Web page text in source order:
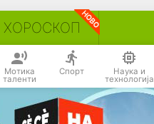
ХОРОСКОП
Мотика
таленти
Спорт Наука и
технологија